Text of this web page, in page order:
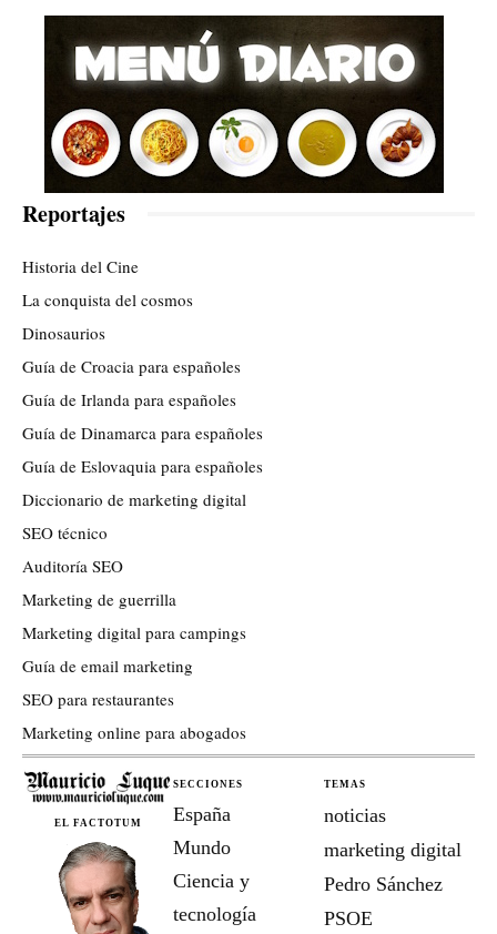
Reportajes
Historia del Cine
La conquista del cosmos
Dinosaurios
Guía de Croacia para españoles
Guía de Irlanda para españoles
Guía de Dinamarca para españoles
Guía de Eslovaquia para españoles
Diccionario de marketing digital
SEO técnico
Auditoría SEO
Marketing de guerrilla
Marketing digital para campings
Guía de email marketing
SEO para restaurantes
Marketing online para abogados
EL FACTOTUM
SECCIONES
España
Mundo
Ciencia y
tecnología
TEMAS
noticias
marketing digital
Pedro Sánchez
PSOE